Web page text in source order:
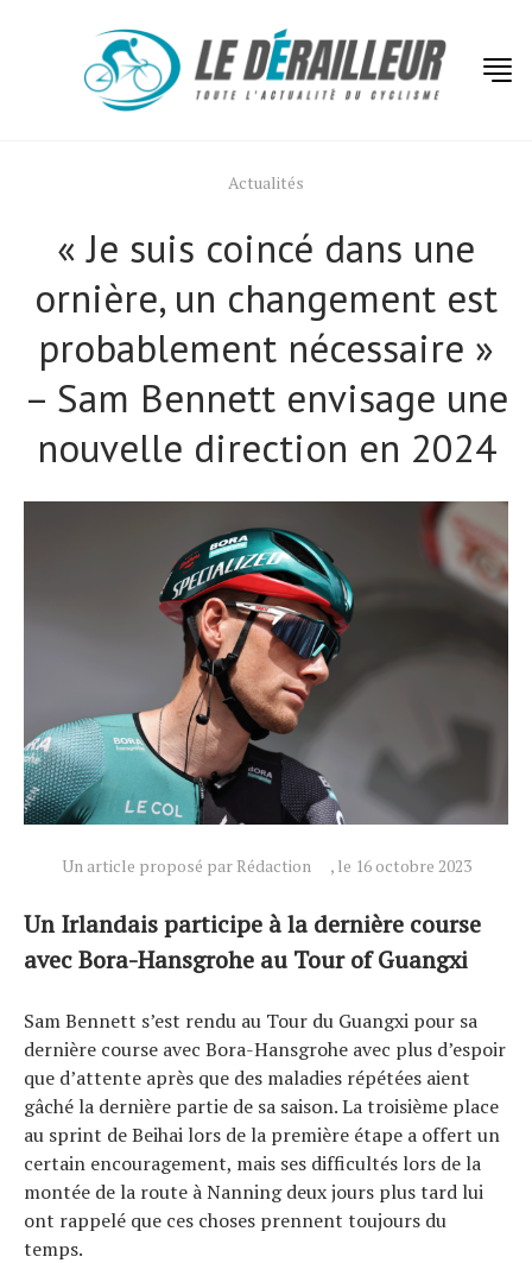
Actualités
« Je suis coincé dans une
ornière, un changement est
probablement nécessaire »
– Sam Bennett envisage une
nouvelle direction en 2024
Un article proposé par Rédaction , le 16 octobre 2023
Un Irlandais participe à la dernière course
avec Bora-Hansgrohe au Tour of Guangxi
Sam Bennett s’est rendu au Tour du Guangxi pour sa
dernière course avec Bora-Hansgrohe avec plus d’espoir
que d’attente après que des maladies répétées aient
gâché la dernière partie de sa saison. La troisième place
au sprint de Beihai lors de la première étape a offert un
certain encouragement, mais ses difficultés lors de la
montée de la route à Nanning deux jours plus tard lui
ont rappelé que ces choses prennent toujours du
temps.
Technologies
Tests de produits
Conseils
Tendances
Tous nos articles
À propos